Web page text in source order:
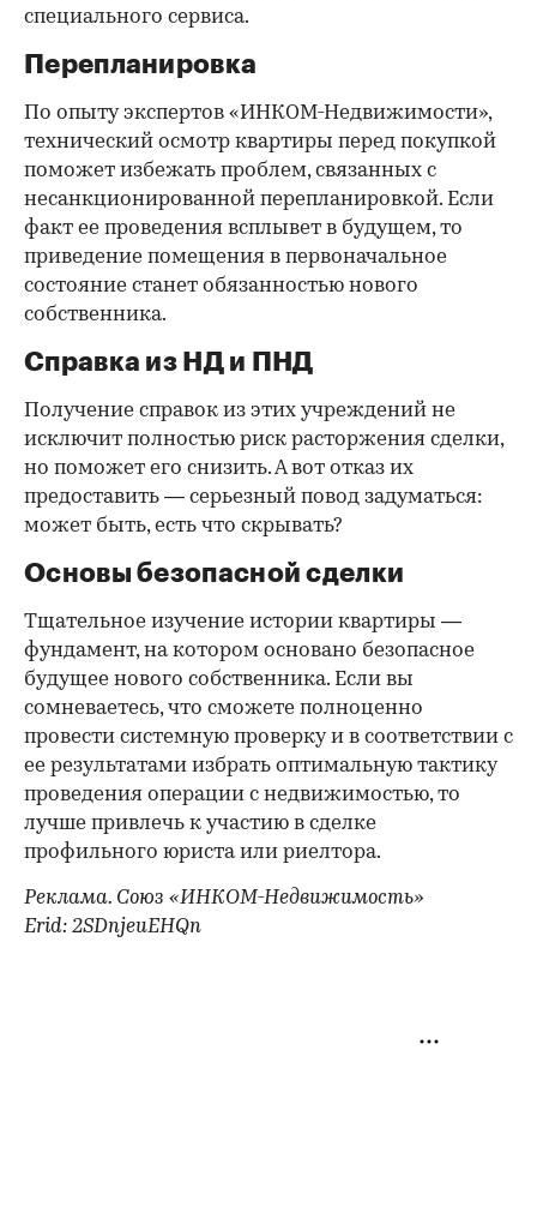
специального сервиса.
Перепланировка
По опыту экспертов «ИНКОМ-Недвижимости»,
технический осмотр квартиры перед покупкой
поможет избежать проблем, связанных с
несанкционированной перепланировкой. Если
факт ее проведения всплывет в будущем, то
приведение помещения в первоначальное
состояние станет обязанностью нового
собственника.
Справка из НД и ПНД
Получение справок из этих учреждений не
исключит полностью риск расторжения сделки,
но поможет его снизить. А вот отказ их
предоставить — серьезный повод задуматься:
может быть, есть что скрывать?
Основы безопасной сделки
Тщательное изучение истории квартиры —
фундамент, на котором основано безопасное
будущее нового собственника. Если вы
сомневаетесь, что сможете полноценно
провести системную проверку и в соответствии с
ее результатами избрать оптимальную тактику
проведения операции с недвижимостью, то
лучше привлечь к участию в сделке
профильного юриста или риелтора.
Реклама. Союз «ИНКОМ-Недвижимость»
Erid: 2SDnjeuEHQn